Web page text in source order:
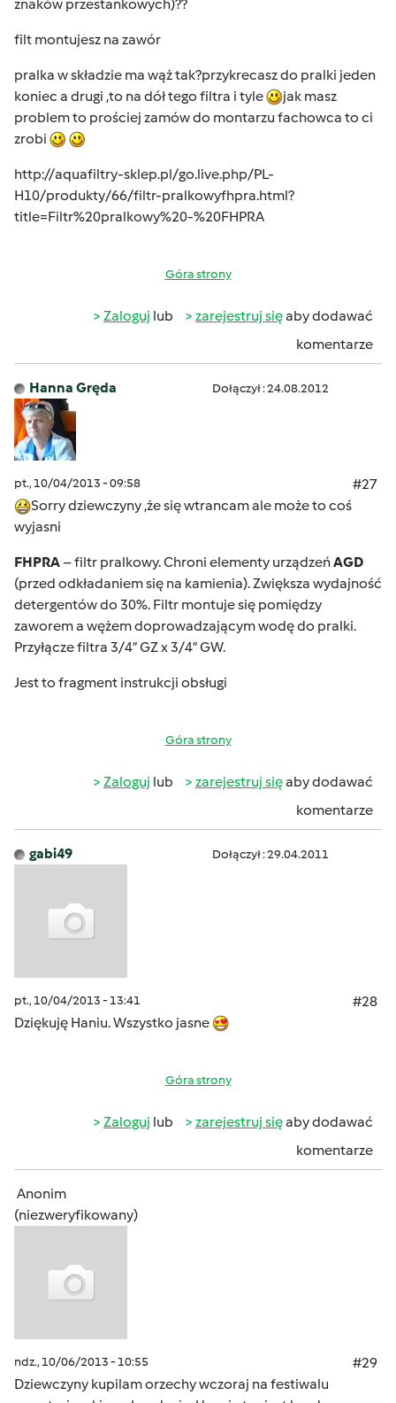
znaków przestankowych)??
filt montujesz na zawór
pralka w składzie ma wąż tak?przykrecasz do pralki jeden
koniec a drugi ,to na dół tego filtra i tyle
jak masz
problem to prościej zamów do montarzu fachowca to ci
zrobi
http://aquafiltry-sklep.pl/go.live.php/PL-
H10/produkty/66/filtr-pralkowyfhpra.html?
title=Filtr%20pralkowy%20-%20FHPRA
Góra strony
Zaloguj lub zarejestruj sięaby dodawać
komentarze
Hanna Gręda Dołączył : 24.08.2012
pt., 10/04/2013 - 09:58
#27
Sorry dziewczyny ,że się wtrancam ale może to coś
wyjasni
FHPRA– filtr pralkowy. Chroni elementy urządzeńAGD
(przed odkładaniem się na kamienia). Zwiększa wydajność
detergentów do 30%. Filtr montuje się pomiędzy
zaworem a wężem doprowadzającym wodę do pralki.
Przyłącze filtra 3/4” GZ x 3/4” GW.
Jest to fragment instrukcji obsługi
Góra strony
Zaloguj lub zarejestruj sięaby dodawać
komentarze
gabi49 Dołączył : 29.04.2011
pt., 10/04/2013 - 13:41
#28
Dziękuję Haniu. Wszystko jasne
Góra strony
Zaloguj lub zarejestruj sięaby dodawać
komentarze
Anonim
(niezweryfikowany)
ndz., 10/06/2013 - 10:55
#29
Dziewczyny kupilam orzechy wczoraj na festiwalu